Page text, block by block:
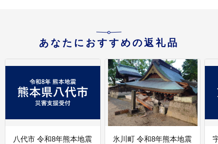
あなたにおすすめの返礼品
八代市 令和8年熊本地震
氷川町 令和8年熊本地震